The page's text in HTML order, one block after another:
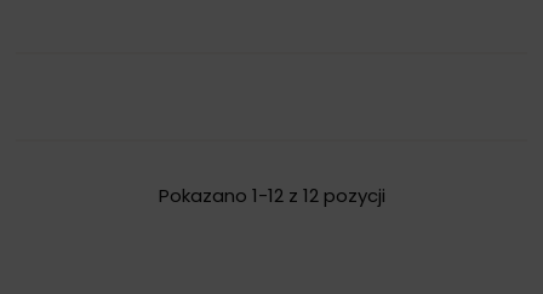
Pokazano 1-12 z 12 pozycji